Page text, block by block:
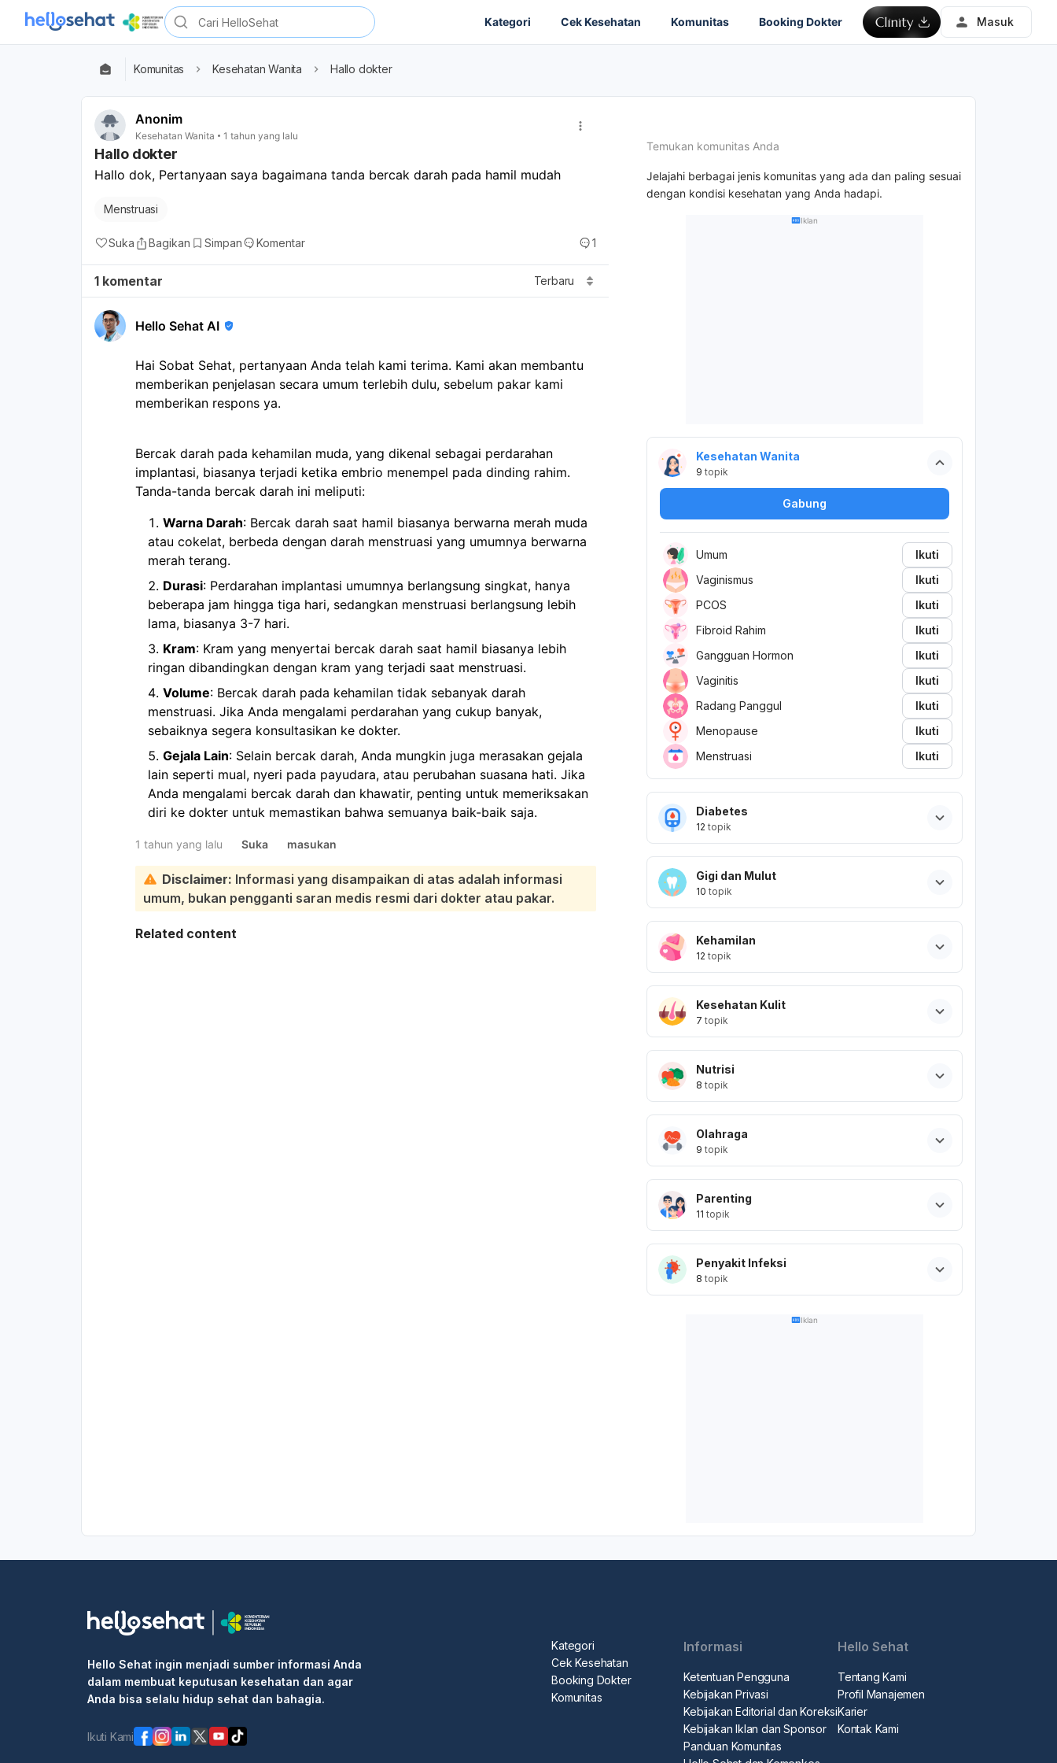
Kategori Cek Kesehatan Komunitas Booking Dokter Masuk
Komunitas Kesehatan Wanita Hallo dokter
Anonim
Kesehatan Wanita 1 tahun yang lalu
Hallo dokter
Hallo dok, Pertanyaan saya bagaimana tanda bercak darah pada hamil mudah
Menstruasi
Suka Bagikan Simpan Komentar 1
1 komentar Terbaru
Hello Sehat AI
Hai Sobat Sehat, pertanyaan Anda telah kami terima. Kami akan membantu
memberikan penjelasan secara umum terlebih dulu, sebelum pakar kami
memberikan respons ya.
Bercak darah pada kehamilan muda, yang dikenal sebagai perdarahan
implantasi, biasanya terjadi ketika embrio menempel pada dinding rahim.
Tanda-tanda bercak darah ini meliputi:
Warna Darah: Bercak darah saat hamil biasanya berwarna merah muda
atau cokelat, berbeda dengan darah menstruasi yang umumnya berwarna
merah terang.
Durasi: Perdarahan implantasi umumnya berlangsung singkat, hanya
beberapa jam hingga tiga hari, sedangkan menstruasi berlangsung lebih
lama, biasanya 3-7 hari.
Kram: Kram yang menyertai bercak darah saat hamil biasanya lebih
ringan dibandingkan dengan kram yang terjadi saat menstruasi.
Volume: Bercak darah pada kehamilan tidak sebanyak darah
menstruasi. Jika Anda mengalami perdarahan yang cukup banyak,
sebaiknya segera konsultasikan ke dokter.
Gejala Lain: Selain bercak darah, Anda mungkin juga merasakan gejala
lain seperti mual, nyeri pada payudara, atau perubahan suasana hati. Jika
Anda mengalami bercak darah dan khawatir, penting untuk memeriksakan
diri ke dokter untuk memastikan bahwa semuanya baik-baik saja.
1 tahun yang lalu Suka masukan
Disclaimer: Informasi yang disampaikan di atas adalah informasi
umum, bukan pengganti saran medis resmi dari dokter atau pakar.
Related content
Temukan komunitas Anda
Jelajahi berbagai jenis komunitas yang ada dan paling sesuai
dengan kondisi kesehatan yang Anda hadapi.
Iklan
Kesehatan Wanita
9 topik
Gabung
Umum
Ikuti
Vaginismus
Ikuti
PCOS
Ikuti
Fibroid Rahim
Ikuti
Gangguan Hormon
Ikuti
Vaginitis
Ikuti
Radang Panggul
Ikuti
Menopause
Ikuti
Menstruasi
Ikuti
Diabetes
12 topik
Gigi dan Mulut
10 topik
Kehamilan
12 topik
Kesehatan Kulit
7 topik
Nutrisi
8 topik
Olahraga
9 topik
Parenting
11 topik
Penyakit Infeksi
8 topik
Iklan
Hello Sehat ingin menjadi sumber informasi Anda
dalam membuat keputusan kesehatan dan agar
Anda bisa selalu hidup sehat dan bahagia.
Ikuti Kami
Kategori
Cek Kesehatan
Booking Dokter
Komunitas
Informasi
Ketentuan Pengguna
Kebijakan Privasi
Kebijakan Editorial dan Koreksi
Kebijakan Iklan dan Sponsor
Panduan Komunitas
Hello Sehat
Tentang Kami
Profil Manajemen
Karier
Kontak Kami